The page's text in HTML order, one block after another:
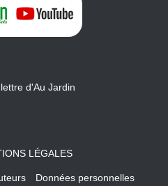
d'Au Jardin
LÉGALES
Données personnelles